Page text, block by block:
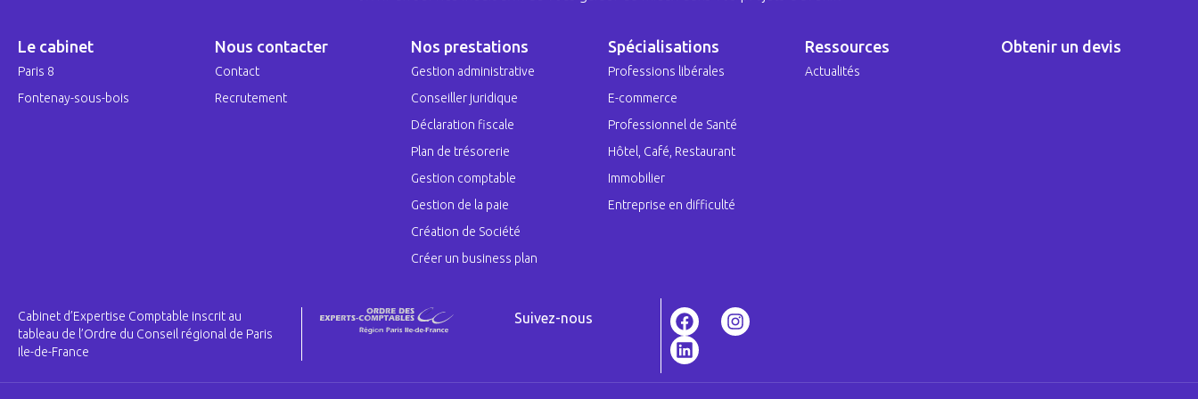
Le cabinet
Paris 8
Fontenay-sous-bois
Nous contacter
Contact
Recrutement
Nos prestations
Gestion administrative
Conseiller juridique
Déclaration fiscale
Plan de trésorerie
Gestion comptable
Gestion de la paie
Création de Société
Créer un business plan
Spécialisations
Professions libérales
E-commerce
Professionnel de Santé
Hôtel, Café, Restaurant
Immobilier
Entreprise en difficulté
Ressources
Actualités
Obtenir un devis
Cabinet d’Expertise Comptable inscrit au
tableau de l’Ordre du Conseil régional de Paris
Ile-de-France
Suivez-nous